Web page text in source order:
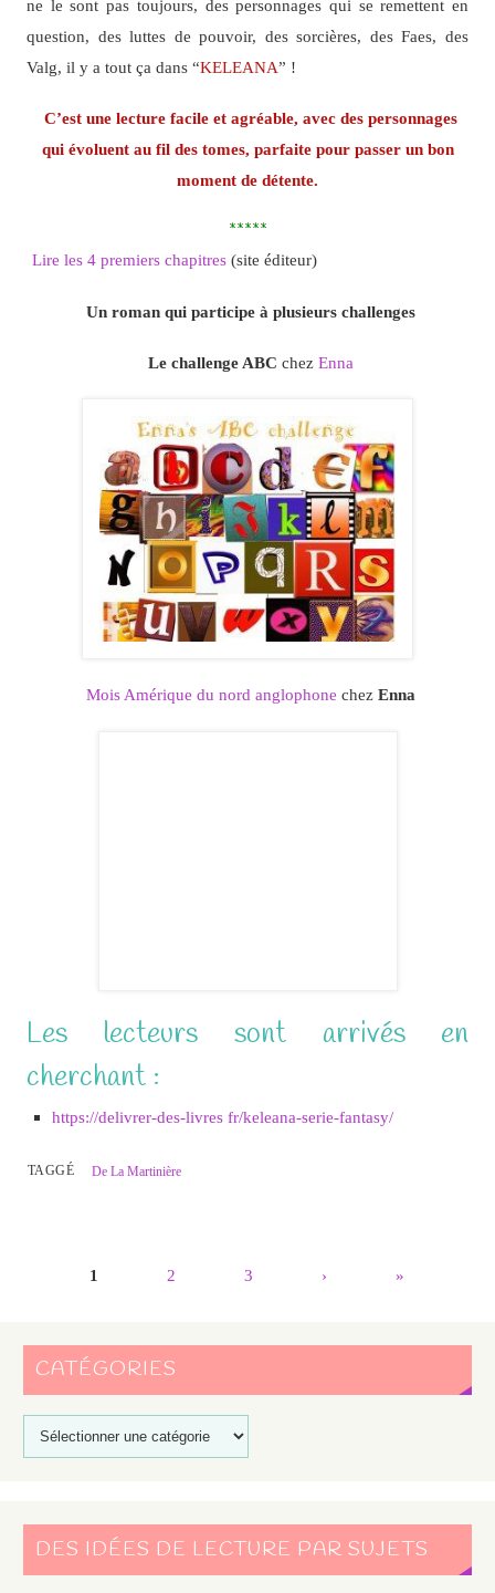
ne le sont pas toujours, des personnages qui se remettent en
question, des luttes de pouvoir, des sorcières, des Faes, des
Valg, il y a tout ça dans “KELEANA” !
C’est une lecture facile et agréable, avec des personnages
qui évoluent au fil des tomes, parfaite pour passer un bon
moment de détente.
*****
Lire les 4 premiers chapitres(site éditeur)
Un roman qui participe à plusieurs challenges
Le challenge ABC chez Enna
Mois Amérique du nord anglophone chez Enna
Les lecteurs sont arrivés en
cherchant :
https://delivrer-des-livres fr/keleana-serie-fantasy/
TAGGÉ De La Martinière
1 2 3 › »
CATÉGORIES
DES IDÉES DE LECTURE PAR SUJETS